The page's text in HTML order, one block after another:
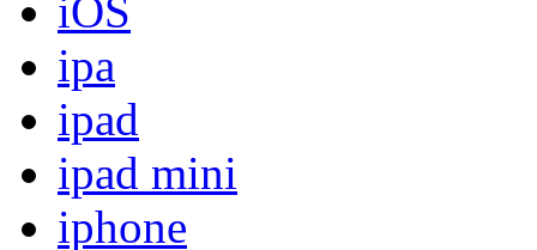
iOS
ipa
ipad
ipad mini
iphone